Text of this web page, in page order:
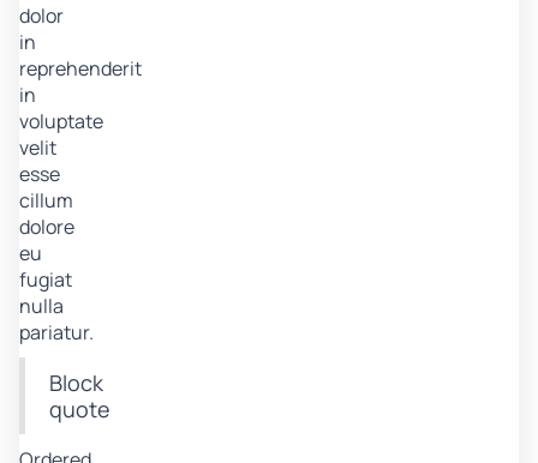
dolor
in
reprehenderit
in
voluptate
velit
esse
cillum
dolore
eu
fugiat
nulla
pariatur.
Block
quote